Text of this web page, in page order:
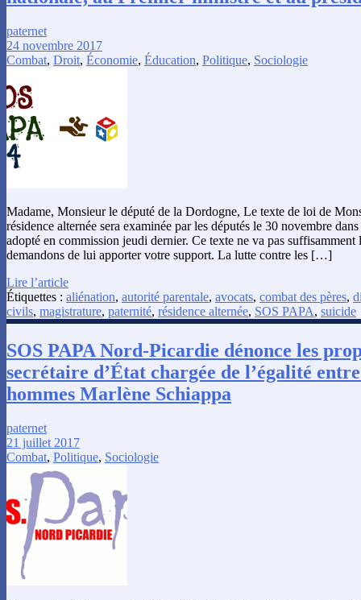
paternet
24 novembre 2017
Combat, Droit, Économie, Éducation, Politique, Sociologie
Madame, Monsieur le député de la Dordogne, Le texte de loi de
résidence alternée sera examinée par les députés le 30 novembre
adopté en commission jeudi dernier. Ce texte ne va pas
demandons de lui apporter votre support. La lutte contre les […]
Lire l’article
Étiquettes : aliénation, autorité parentale, avocats, combat des pères,
civils, magistrature, paternité, résidence alternée, SOS PAPA, suicide
SOS PAPA Nord-Picardie dénonce les
secrétaire d’État chargée de l’égalité
hommes Marlène Schiappa
paternet
21 juillet 2017
Combat, Politique, Sociologie